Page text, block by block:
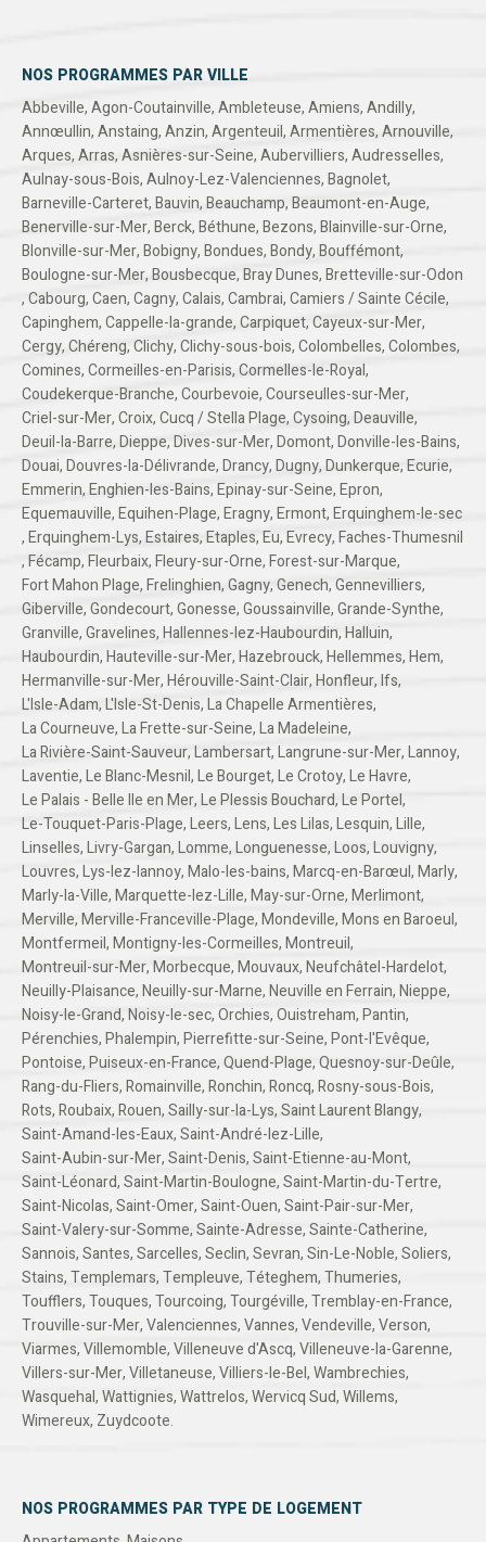
NOS PROGRAMMES PAR VILLE
Abbeville,Agon-Coutainville,Ambleteuse,Amiens,Andilly,
Annœullin,Anstaing,Anzin,Argenteuil,Armentières,Arnouville,
Arques,Arras,Asnières-sur-Seine,Aubervilliers,Audresselles,
Aulnay-sous-Bois,Aulnoy-Lez-Valenciennes,Bagnolet,
Barneville-Carteret,Bauvin,Beauchamp,Beaumont-en-Auge,
Benerville-sur-Mer,Berck,Béthune,Bezons,Blainville-sur-Orne,
Blonville-sur-Mer,Bobigny,Bondues,Bondy,Bouffémont,
Boulogne-sur-Mer,Bousbecque,Bray Dunes,Bretteville-sur-Odon
,Cabourg,Caen,Cagny,Calais,Cambrai,Camiers / Sainte Cécile,
Capinghem,Cappelle-la-grande,Carpiquet,Cayeux-sur-Mer,
Cergy,Chéreng,Clichy,Clichy-sous-bois,Colombelles,Colombes,
Comines,Cormeilles-en-Parisis,Cormelles-le-Royal,
Coudekerque-Branche,Courbevoie,Courseulles-sur-Mer,
Criel-sur-Mer,Croix,Cucq / Stella Plage,Cysoing,Deauville,
Deuil-la-Barre,Dieppe,Dives-sur-Mer,Domont,Donville-les-Bains,
Douai,Douvres-la-Délivrande,Drancy,Dugny,Dunkerque,Ecurie,
Emmerin,Enghien-les-Bains,Epinay-sur-Seine,Epron,
Equemauville,Equihen-Plage,Eragny,Ermont,Erquinghem-le-sec
,Erquinghem-Lys,Estaires,Etaples,Eu,Evrecy,Faches-Thumesnil
,Fécamp,Fleurbaix,Fleury-sur-Orne,Forest-sur-Marque,
Fort Mahon Plage,Frelinghien,Gagny,Genech,Gennevilliers,
Giberville,Gondecourt,Gonesse,Goussainville,Grande-Synthe,
Granville,Gravelines,Hallennes-lez-Haubourdin,Halluin,
Haubourdin,Hauteville-sur-Mer,Hazebrouck,Hellemmes,Hem,
Hermanville-sur-Mer,Hérouville-Saint-Clair,Honfleur,Ifs,
L'Isle-Adam,L'Isle-St-Denis,La Chapelle Armentières,
La Courneuve,La Frette-sur-Seine,La Madeleine,
La Rivière-Saint-Sauveur,Lambersart,Langrune-sur-Mer,Lannoy,
Laventie,Le Blanc-Mesnil,Le Bourget,Le Crotoy,Le Havre,
Le Palais - Belle Ile en Mer,Le Plessis Bouchard,Le Portel,
Le-Touquet-Paris-Plage,Leers,Lens,Les Lilas,Lesquin,Lille,
Linselles,Livry-Gargan,Lomme,Longuenesse,Loos,Louvigny,
Louvres,Lys-lez-lannoy,Malo-les-bains,Marcq-en-Barœul,Marly,
Marly-la-Ville,Marquette-lez-Lille,May-sur-Orne,Merlimont,
Merville,Merville-Franceville-Plage,Mondeville,Mons en Baroeul,
Montfermeil,Montigny-les-Cormeilles,Montreuil,
Montreuil-sur-Mer,Morbecque,Mouvaux,Neufchâtel-Hardelot,
Neuilly-Plaisance,Neuilly-sur-Marne,Neuville en Ferrain,Nieppe,
Noisy-le-Grand,Noisy-le-sec,Orchies,Ouistreham,Pantin,
Pérenchies,Phalempin,Pierrefitte-sur-Seine,Pont-l'Evêque,
Pontoise,Puiseux-en-France,Quend-Plage,Quesnoy-sur-Deûle,
Rang-du-Fliers,Romainville,Ronchin,Roncq,Rosny-sous-Bois,
Rots,Roubaix,Rouen,Sailly-sur-la-Lys,Saint Laurent Blangy,
Saint-Amand-les-Eaux,Saint-André-lez-Lille,
Saint-Aubin-sur-Mer,Saint-Denis,Saint-Etienne-au-Mont,
Saint-Léonard,Saint-Martin-Boulogne,Saint-Martin-du-Tertre,
Saint-Nicolas,Saint-Omer,Saint-Ouen,Saint-Pair-sur-Mer,
Saint-Valery-sur-Somme,Sainte-Adresse,Sainte-Catherine,
Sannois,Santes,Sarcelles,Seclin,Sevran,Sin-Le-Noble,Soliers,
Stains,Templemars,Templeuve,Téteghem,Thumeries,
Toufflers,Touques,Tourcoing,Tourgéville,Tremblay-en-France,
Trouville-sur-Mer,Valenciennes,Vannes,Vendeville,Verson,
Viarmes,Villemomble,Villeneuve d'Ascq,Villeneuve-la-Garenne,
Villers-sur-Mer,Villetaneuse,Villiers-le-Bel,Wambrechies,
Wasquehal,Wattignies,Wattrelos,Wervicq Sud,Willems,
Wimereux, Zuydcoote.
NOS PROGRAMMES PAR TYPE DE LOGEMENT